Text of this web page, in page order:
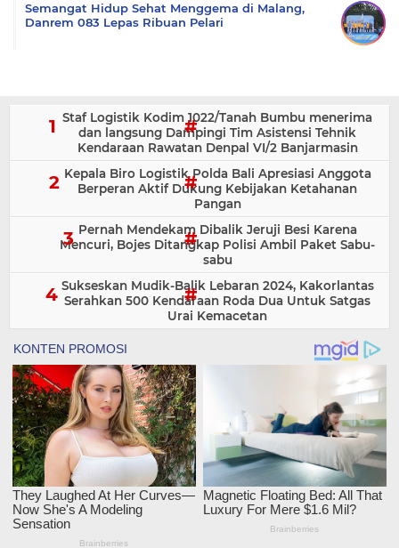
Semangat Hidup Sehat Menggema di Malang,
Danrem 083 Lepas Ribuan Pelari
Staf Logistik Kodim 1022/Tanah Bumbu menerima
dan langsung Dampingi Tim Asistensi Tehnik
Kendaraan Rawatan Denpal VI/2 Banjarmasin
Kepala Biro Logistik Polda Bali Apresiasi Anggota
Berperan Aktif Dukung Kebijakan Ketahanan
Pangan
Pernah Mendekam Dibalik Jeruji Besi Karena
Mencuri, Bojes Ditangkap Polisi Ambil Paket Sabu-
sabu
Sukseskan Mudik-Balik Lebaran 2024, Kakorlantas
Serahkan 500 Kendaraan Roda Dua Untuk Satgas
Urai Kemacetan